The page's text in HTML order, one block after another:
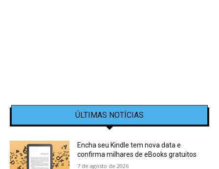
ÚLTIMAS NOTÍCIAS
Encha seu Kindle tem nova data e
confirma milhares de eBooks gratuitos
7 de agosto de 2026